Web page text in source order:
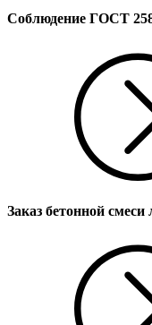
Соблюдение ГОСТ
Заказ бетонной